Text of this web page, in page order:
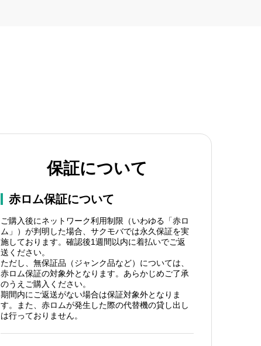
保証について
赤ロム保証について
ご購入後にネットワーク利用制限（いわゆる「赤ロ
ム」）が判明した場合、サクモバでは永久保証を実
施しております。確認後1週間以内に着払いでご返
送ください。
ただし、無保証品（ジャンク品など）については、
赤ロム保証の対象外となります。あらかじめご了承
のうえご購入ください。
期間内にご返送がない場合は保証対象外となりま
す。また、赤ロムが発生した際の代替機の貸し出し
は行っておりません。